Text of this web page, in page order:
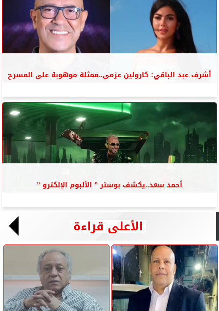
أشرف عبد الباقي: كارولين عزمى..ممثلة موهوبة على المسرح
أحمد سعد..يكشف بوستر ” الألبوم الإلكترو ”
الأعلى قراءة